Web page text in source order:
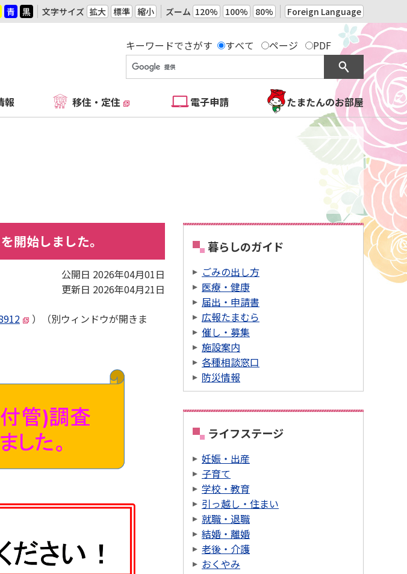
青 黒 文字サイズ 拡大 標準 縮小 ズーム 120% 100% 80% Foreign Language
キーワードでさがす すべて ページ PDF
報 移住・定住 電子申請 たまたんのお部屋
開始しました。
公開日 2026年04月01日
更新日 2026年04月21日
）（別ウィンドウが開きま
暮らしのガイド
ごみの出し方
医療・健康
届出・申請書
広報たまむら
催し・募集
施設案内
各種相談窓口
防災情報
ライフステージ
妊娠・出産
子育て
学校・教育
引っ越し・住まい
就職・退職
結婚・離婚
老後・介護
おくやみ